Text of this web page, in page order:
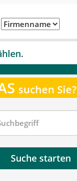
suchen Sie?
Suche starten